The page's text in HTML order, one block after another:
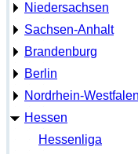
Niedersachsen
Sachsen-Anhalt
Brandenburg
Berlin
Nordrhein-Westfalen
Hessen
Hessenliga